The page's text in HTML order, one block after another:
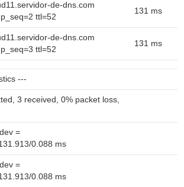
de-dns.com
ttl=52
131 ms
de-dns.com
ttl=52
131 ms
---
3 received, 0% packet loss,
=
0.088 ms
=
0.088 ms